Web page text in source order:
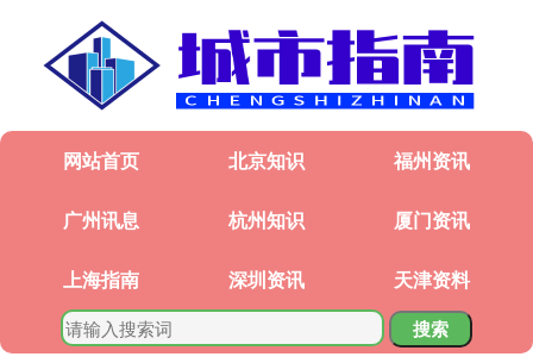
网站首页 北京知识 福州资讯
广州讯息 杭州知识 厦门资讯
上海指南 深圳资讯 天津资料
搜索